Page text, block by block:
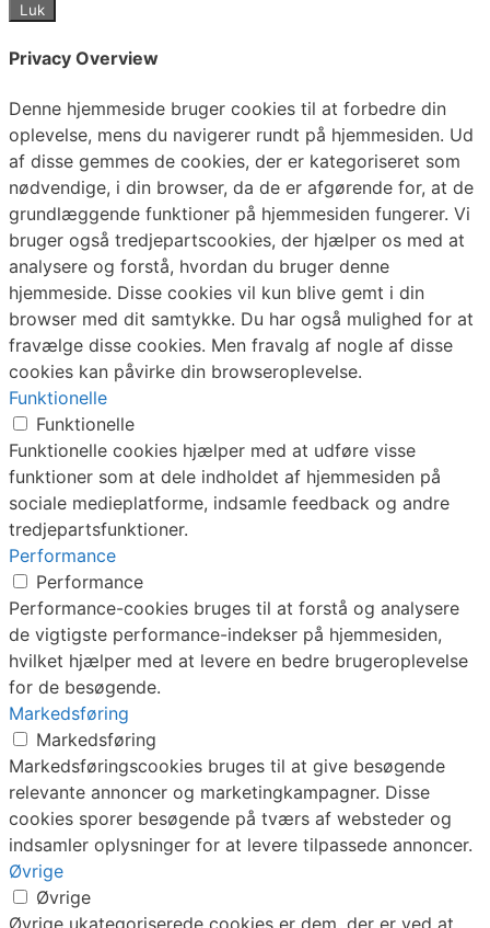
Luk
Privacy Overview
Denne hjemmeside bruger cookies til at forbedre din
oplevelse, mens du navigerer rundt på hjemmesiden. Ud
af disse gemmes de cookies, der er kategoriseret som
nødvendige, i din browser, da de er afgørende for, at de
grundlæggende funktioner på hjemmesiden fungerer. Vi
bruger også tredjepartscookies, der hjælper os med at
analysere og forstå, hvordan du bruger denne
hjemmeside. Disse cookies vil kun blive gemt i din
browser med dit samtykke. Du har også mulighed for at
fravælge disse cookies. Men fravalg af nogle af disse
cookies kan påvirke din browseroplevelse.
Funktionelle
Funktionelle
Funktionelle cookies hjælper med at udføre visse
funktioner som at dele indholdet af hjemmesiden på
sociale medieplatforme, indsamle feedback og andre
tredjepartsfunktioner.
Performance
Performance
Performance-cookies bruges til at forstå og analysere
de vigtigste performance-indekser på hjemmesiden,
hvilket hjælper med at levere en bedre brugeroplevelse
for de besøgende.
Markedsføring
Markedsføring
Markedsføringscookies bruges til at give besøgende
relevante annoncer og marketingkampagner. Disse
cookies sporer besøgende på tværs af websteder og
indsamler oplysninger for at levere tilpassede annoncer.
Øvrige
Øvrige
Øvrige ukategoriserede cookies er dem, der er ved at